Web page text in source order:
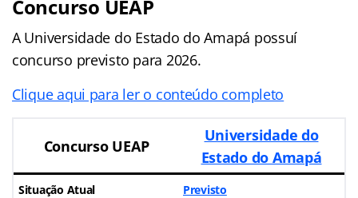
Concurso UEAP
A Universidade do Estado do Amapá possuí
concurso previsto para 2026.
Clique aqui para ler o conteúdo completo
Concurso UEAP
Universidade do
Estado do Amapá
Situação Atual Previsto